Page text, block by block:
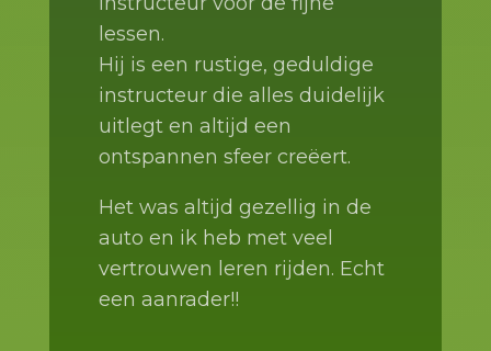
lessen.
Hij is een rustige, geduldige
instructeur die alles duidelijk
uitlegt en altijd een
ontspannen sfeer creëert.
Het was altijd gezellig in de
auto en ik heb met veel
vertrouwen leren rijden. Echt
een aanrader!!